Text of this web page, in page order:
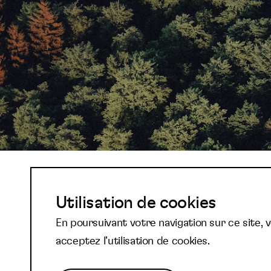
Abonnez-vous à
newsletter et
Utilisation de cookies
En poursuivant votre navigation sur ce site,
acceptez l’utilisation de cookies.